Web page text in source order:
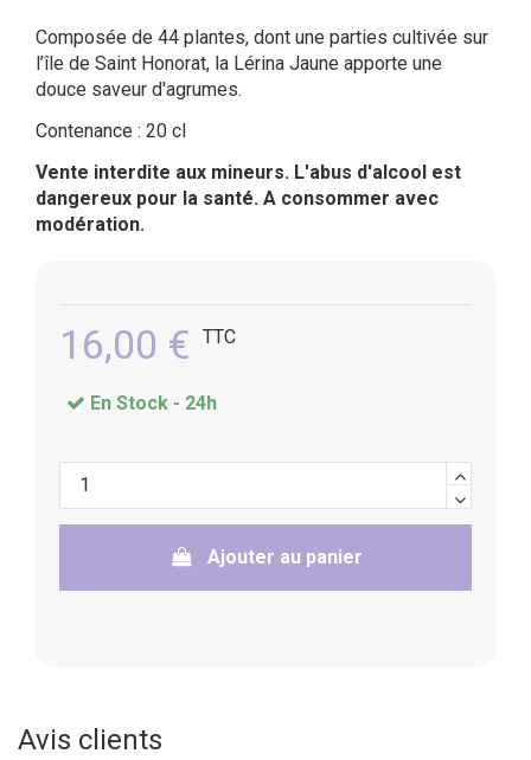
(1 avis)
Composée de 44 plantes, dont une parties cultivée sur
l’île de Saint Honorat, la Lérina Jaune apporte une
douce saveur d'agrumes.
Contenance : 20 cl
Vente interdite aux mineurs. L'abus d'alcool est
dangereux pour la santé. A consommer avec
modération.
16,00 € TTC
En Stock - 24h
Ajouter au panier
Avis clients